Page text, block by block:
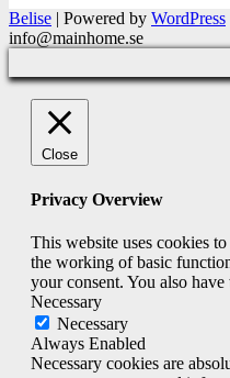
Belise | Powered by WordPress
info@mainhome.se
Close
Privacy Overview
This website uses cookies
the working of basic
your consent. You also
Necessary
Necessary
Always Enabled
Necessary cookies are